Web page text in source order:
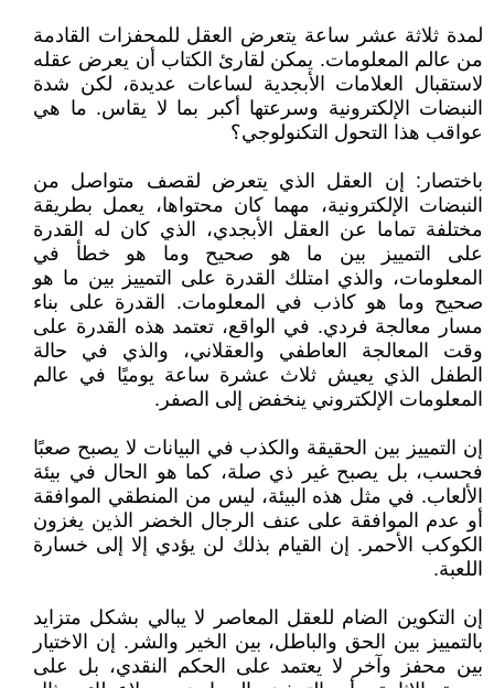
لمدة ثلاثة عشر ساعة يتعرض العقل للمحفزات القادمة
من عالم المعلومات. يمكن لقارئ الكتاب أن يعرض عقله
لاستقبال العلامات الأبجدية لساعات عديدة، لكن شدة
النبضات الإلكترونية وسرعتها أكبر بما لا يقاس. ما هي
عواقب هذا التحول التكنولوجي؟
باختصار: إن العقل الذي يتعرض لقصف متواصل من
النبضات الإلكترونية، مهما كان محتواها، يعمل بطريقة
مختلفة تماما عن العقل الأبجدي، الذي كان له القدرة
على التمييز بين ما هو صحيح وما هو خطأ في
المعلومات، والذي امتلك القدرة على التمييز بين ما هو
صحيح وما هو كاذب في المعلومات. القدرة على بناء
مسار معالجة فردي. في الواقع، تعتمد هذه القدرة على
وقت المعالجة العاطفي والعقلاني، والذي في حالة
الطفل الذي يعيش ثلاث عشرة ساعة يوميًا في عالم
المعلومات الإلكتروني ينخفض إلى الصفر.
إن التمييز بين الحقيقة والكذب في البيانات لا يصبح صعبًا
فحسب، بل يصبح غير ذي صلة، كما هو الحال في بيئة
الألعاب. في مثل هذه البيئة، ليس من المنطقي الموافقة
أو عدم الموافقة على عنف الرجال الخضر الذين يغزون
الكوكب الأحمر. إن القيام بذلك لن يؤدي إلا إلى خسارة
اللعبة.
إن التكوين الضام للعقل المعاصر لا يبالي بشكل متزايد
بالتمييز بين الحق والباطل، بين الخير والشر. إن الاختيار
بين محفز وآخر لا يعتمد على الحكم النقدي، بل على